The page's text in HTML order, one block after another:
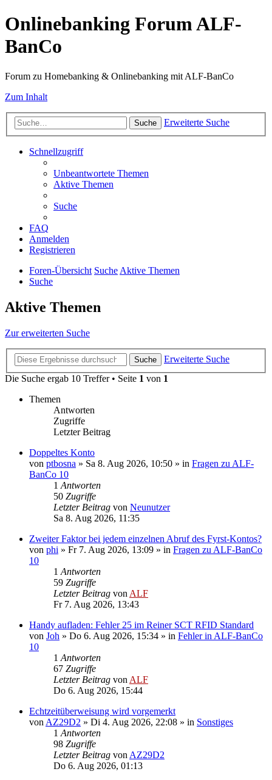
Onlinebanking Forum ALF-
BanCo
Forum zu Homebanking & Onlinebanking mit ALF-BanCo
Zum Inhalt
Suche Erweiterte Suche
Schnellzugriff
Unbeantwortete Themen
Aktive Themen
Suche
FAQ
Anmelden
Registrieren
Foren-Übersicht SucheAktive Themen
Suche
Aktive Themen
Zur erweiterten Suche
Suche
Erweiterte Suche
Die Suche ergab 10 Treffer • Seite 1 von 1
Themen
Antworten
Zugriffe
Letzter Beitrag
Doppeltes Konto
von ptbosna » Sa 8. Aug 2026, 10:50 » in Fragen zu ALF-
BanCo 10
1 Antworten
50 Zugriffe
Letzter Beitrag von Neunutzer
Sa 8. Aug 2026, 11:35
Zweiter Faktor bei jedem einzelnen Abruf des Fyrst-Kontos?
von phi » Fr 7. Aug 2026, 13:09 » in Fragen zu ALF-BanCo
10
1 Antworten
59 Zugriffe
Letzter Beitrag von ALF
Fr 7. Aug 2026, 13:43
Handy aufladen: Fehler 25 im Reiner SCT RFID Standard
von Joh » Do 6. Aug 2026, 15:34 » in Fehler in ALF-BanCo
10
1 Antworten
67 Zugriffe
Letzter Beitrag von ALF
Do 6. Aug 2026, 15:44
Echtzeitüberweisung wird vorgemerkt
von AZ29D2 » Di 4. Aug 2026, 22:08 » in Sonstiges
1 Antworten
98 Zugriffe
Letzter Beitrag von AZ29D2
Do 6. Aug 2026, 01:13